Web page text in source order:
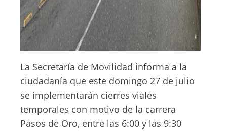
La Secretaría de Movilidad informa a la
ciudadanía que este domingo 27 de julio
se implementarán cierres viales
temporales con motivo de la carrera
Pasos de Oro, entre las 6:00 y las 9:30